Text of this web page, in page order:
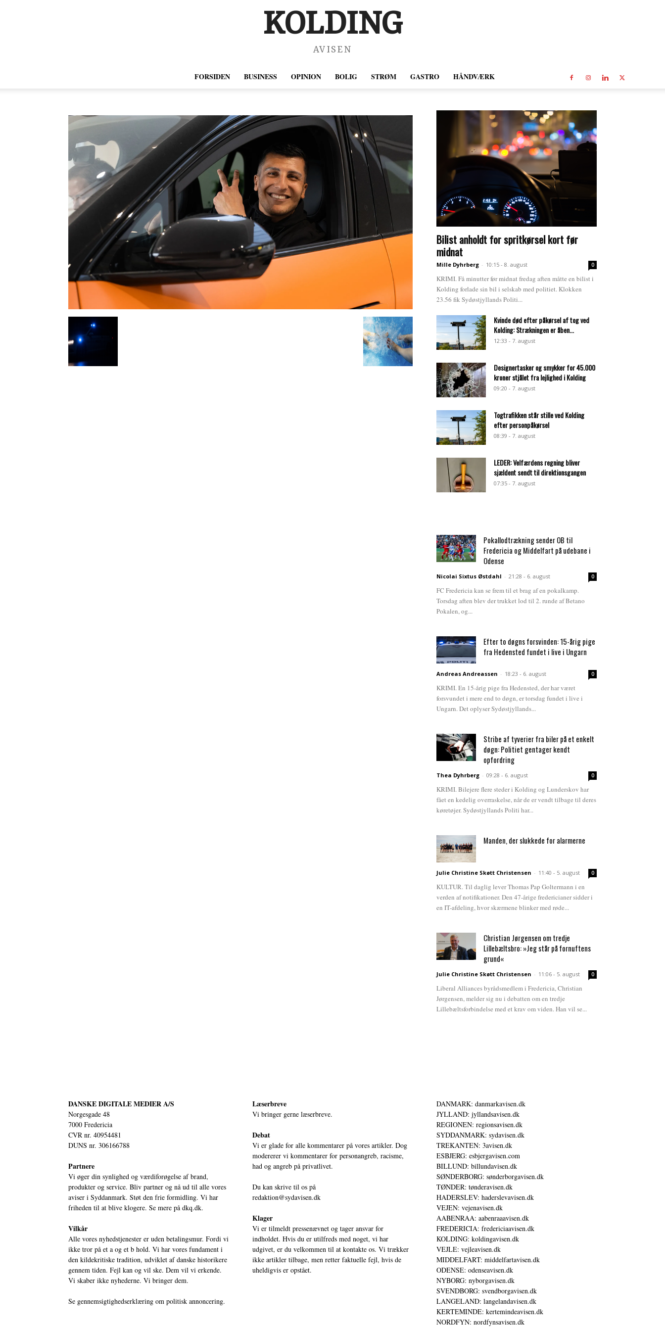
KOLDING
AVISEN
FORSIDEN BUSINESS OPINION BOLIG STRØM GASTRO HÅNDVÆRK
Bilist anholdt for spritkørsel kort før
midnat
Mille Dyhrberg - 10:15 - 8. august 0
KRIMI. Få minutter før midnat fredag aften måtte en bilist i
Kolding forlade sin bil i selskab med politiet. Klokken
23.56 fik Sydøstjyllands Politi...
Kvinde død efter påkørsel af tog ved
Kolding: Strækningen er åben...
12:33 - 7. august
Designertasker og smykker for 45.000
kroner stjålet fra lejlighed i Kolding
09:20 - 7. august
Togtrafikken står stille ved Kolding
efter personpåkørsel
08:39 - 7. august
LEDER: Velfærdens regning bliver
sjældent sendt til direktionsgangen
07:35 - 7. august
Pokallodtrækning sender OB til
Fredericia og Middelfart på udebane i
Odense
Nicolai Sixtus Østdahl - 21:28 - 6. august 0
FC Fredericia kan se frem til et brag af en pokalkamp.
Torsdag aften blev der trukket lod til 2. runde af Betano
Pokalen, og...
Efter to døgns forsvinden: 15-årig pige
fra Hedensted fundet i live i Ungarn
Andreas Andreassen - 18:23 - 6. august 0
KRIMI. En 15-årig pige fra Hedensted, der har været
forsvundet i mere end to døgn, er torsdag fundet i live i
Ungarn. Det oplyser Sydøstjyllands...
Stribe af tyverier fra biler på et enkelt
døgn: Politiet gentager kendt
opfordring
Thea Dyhrberg - 09:28 - 6. august 0
KRIMI. Bilejere flere steder i Kolding og Lunderskov har
fået en kedelig overraskelse, når de er vendt tilbage til deres
køretøjer. Sydøstjyllands Politi har...
Manden, der slukkede for alarmerne
Julie Christine Skøtt Christensen - 11:40 - 5. august 0
KULTUR. Til daglig lever Thomas Pap Goltermann i en
verden af notifikationer. Den 47-årige fredericianer sidder i
en IT-afdeling, hvor skærmene blinker med røde...
Christian Jørgensen om tredje
Lillebæltsbro: »Jeg står på fornuftens
grund«
Julie Christine Skøtt Christensen - 11:06 - 5. august 0
Liberal Alliances byrådsmedlem i Fredericia, Christian
Jørgensen, melder sig nu i debatten om en tredje
Lillebæltsforbindelse med et krav om viden. Han vil se...
DANSKE DIGITALE MEDIER A/S
Norgesgade 48
7000 Fredericia
CVR nr. 40954481
DUNS nr. 306166788
Partnere
Vi øger din synlighed og værdiforøgelse af brand,
produkter og service. Bliv partner og nå ud til alle vores
aviser i Syddanmark. Støt den frie formidling. Vi har
friheden til at blive klogere. Se mere på dkq.dk.
Vilkår
Alle vores nyhedstjenester er uden betalingsmur. Fordi vi
ikke tror på et a og et b hold. Vi har vores fundament i
den kildekritiske tradition, udviklet af danske historikere
gennem tiden. Fejl kan og vil ske. Dem vil vi erkende.
Vi skaber ikke nyhederne. Vi bringer dem.
Se gennemsigtighedserklæring om politisk annoncering.
Læserbreve
Vi bringer gerne læserbreve.
Debat
Vi er glade for alle kommentarer på vores artikler. Dog
modererer vi kommentarer for personangreb, racisme,
had og angreb på privatlivet.
Du kan skrive til os på
redaktion@sydavisen.dk
Klager
Vi er tilmeldt pressenævnet og tager ansvar for
indholdet. Hvis du er utilfreds med noget, vi har
udgivet, er du velkommen til at kontakte os. Vi trækker
ikke artikler tilbage, men retter faktuelle fejl, hvis de
uheldigvis er opstået.
DANMARK: danmarkavisen.dk
JYLLAND: jyllandsavisen.dk
REGIONEN: regionsavisen.dk
SYDDANMARK: sydavisen.dk
TREKANTEN: 3avisen.dk
ESBJERG: esbjergavisen.com
BILLUND: billundavisen.dk
SØNDERBORG: sønderborgavisen.dk
TØNDER: tønderavisen.dk
HADERSLEV: haderslevavisen.dk
VEJEN: vejenavisen.dk
AABENRAA: aabenraaavisen.dk
FREDERICIA: fredericiaavisen.dk
KOLDING: koldingavisen.dk
VEJLE: vejleavisen.dk
MIDDELFART: middelfartavisen.dk
ODENSE: odenseavisen.dk
NYBORG: nyborgavisen.dk
SVENDBORG: svendborgavisen.dk
LANGELAND: langelandavisen.dk
KERTEMINDE: kertemindeavisen.dk
NORDFYN: nordfynsavisen.dk